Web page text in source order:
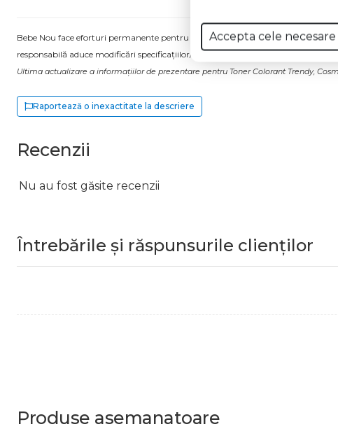
Bebe Nou face eforturi permanente pentru a păstra informațiile actualizate.
responsabilă aduce modificări specificațiilor/etichetei acestuia, fără a ne
Ultima actualizare a informațiilor de prezentare pentru Toner Colorant Trendy,
Raportează o inexactitate la descriere
Recenzii
Nu au fost găsite recenzii
Întrebările și răspunsurile clienților
Produse asemanatoare
Accepta cele necesare